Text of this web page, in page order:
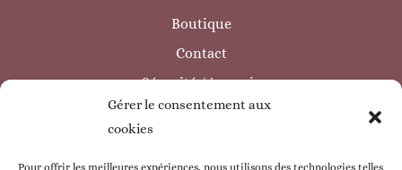
Gérer le consentement aux
cookies
Pour offrir les meilleures expériences, nous utilisons des technologies telles
Boutique
Contact
Sécurité / à savoir
INFORMATIONS LÉGALES